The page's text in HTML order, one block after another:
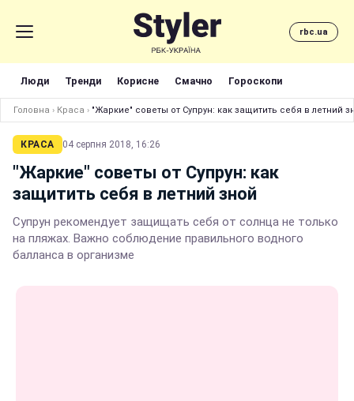
rbc.ua
Люди Тренди Корисне Смачно Гороскопи
Головна › Краса › "Жаркие" советы от Супрун: как защитить себя в летний
КРАСА 04 серпня 2018, 16:26
"Жаркие" советы от Супрун: как
защитить себя в летний зной
Супрун рекомендует защищать себя от солнца не только
на пляжах. Важно соблюдение правильного водного
балланса в организме